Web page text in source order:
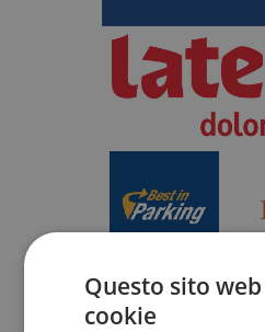
Questo sito
cookie